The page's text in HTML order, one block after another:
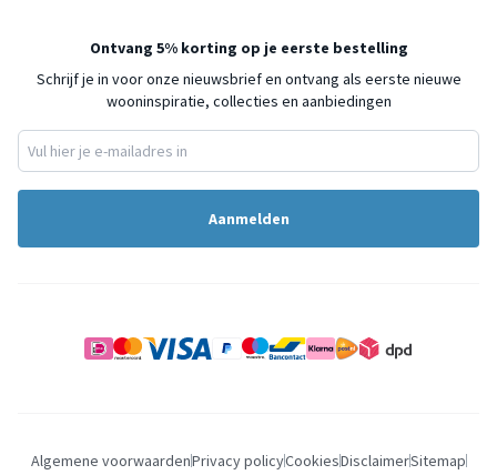
Ontvang 5% korting op je eerste bestelling
Schrijf je in voor onze nieuwsbrief en ontvang als eerste nieuwe
wooninspiratie, collecties en aanbiedingen
Aanmelden
Algemene voorwaardenPrivacy policyCookiesDisclaimerSitemap